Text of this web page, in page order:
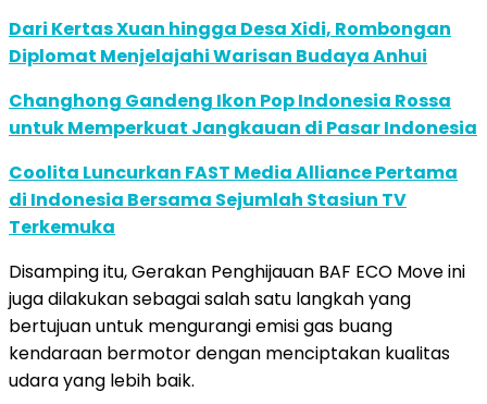
Dari Kertas Xuan hingga Desa Xidi, Rombongan
Diplomat Menjelajahi Warisan Budaya Anhui
Changhong Gandeng Ikon Pop Indonesia Rossa
untuk Memperkuat Jangkauan di Pasar Indonesia
Coolita Luncurkan FAST Media Alliance Pertama
di Indonesia Bersama Sejumlah Stasiun TV
Terkemuka
Disamping itu, Gerakan Penghijauan BAF ECO Move ini
juga dilakukan sebagai salah satu langkah yang
bertujuan untuk mengurangi emisi gas buang
kendaraan bermotor dengan menciptakan kualitas
udara yang lebih baik.